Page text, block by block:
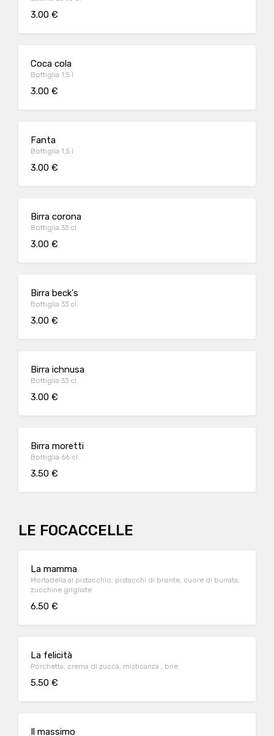
3.00 €
Coca cola
Bottiglia 1,5 l
3.00 €
Fanta
Bottiglia 1,5 l
3.00 €
Birra corona
Bottiglia 33 cl.
3.00 €
Birra beck's
Bottiglia 33 cl.
3.00 €
Birra ichnusa
Bottiglia 33 cl.
3.00 €
Birra moretti
Bottiglia 66 cl.
3.50 €
LE FOCACCELLE
La mamma
Mortadella al pistacchio, pistacchi di bronte, cuore di burrata,
zucchine grigliate
6.50 €
La felicità
Porchetta, crema di zucca, misticanza , brie
5.50 €
Il massimo